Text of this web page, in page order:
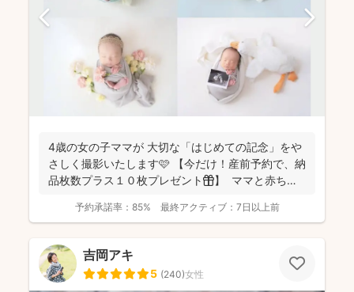
4歳の女の子ママが 大切な「はじめての記念」をや
さしく撮影いたします🩷 【今だけ！産前予約で、納
品枚数プラス１０枚プレゼント🎁】 ママと赤ちゃ
予約承諾率： 85% 最終アクティブ： 7日以上前
吉岡アキ
5 (240)女性